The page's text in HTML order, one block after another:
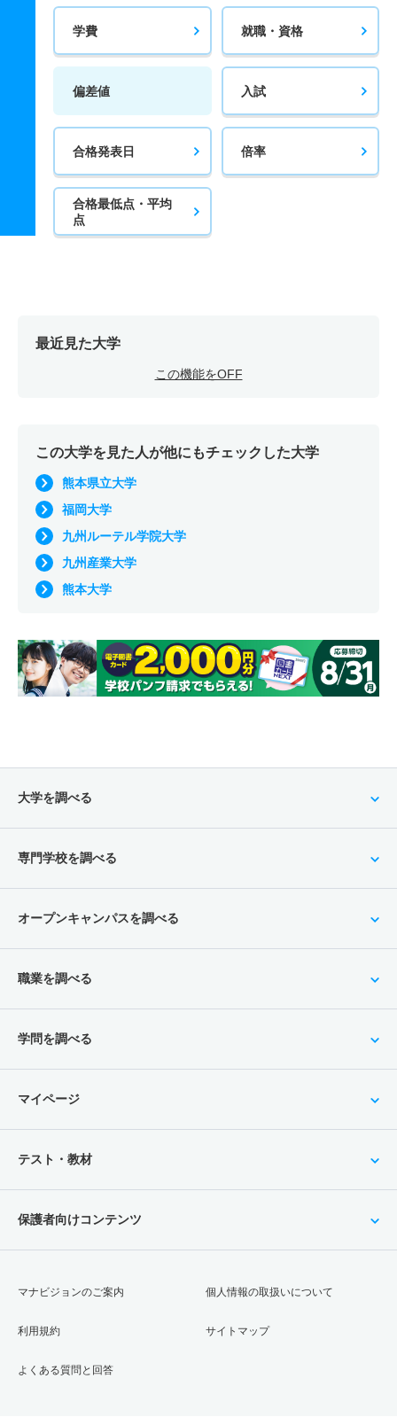
学費 就職・資格
偏差値 入試
合格発表日 倍率
合格最低点・平均
点
最近見た大学
この機能をOFF
この大学を見た人が他にもチェックした大学
熊本県立大学
福岡大学
九州ルーテル学院大学
九州産業大学
熊本大学
大学を調べる
専門学校を調べる
オープンキャンパスを調べる
職業を調べる
学問を調べる
マイページ
テスト・教材
保護者向けコンテンツ
マナビジョンのご案内
利用規約
よくある質問と回答
個人情報の取扱いについて
サイトマップ